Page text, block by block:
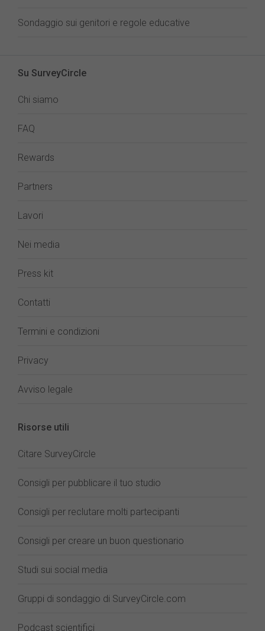
Sondaggio sui genitori e regole educative
Su SurveyCircle
Chi siamo
FAQ
Rewards
Partners
Lavori
Nei media
Press kit
Contatti
Termini e condizioni
Privacy
Avviso legale
Risorse utili
Citare SurveyCircle
Consigli per pubblicare il tuo studio
Consigli per reclutare molti partecipanti
Consigli per creare un buon questionario
Studi sui social media
Gruppi di sondaggio di SurveyCircle.com
Podcast scientifici